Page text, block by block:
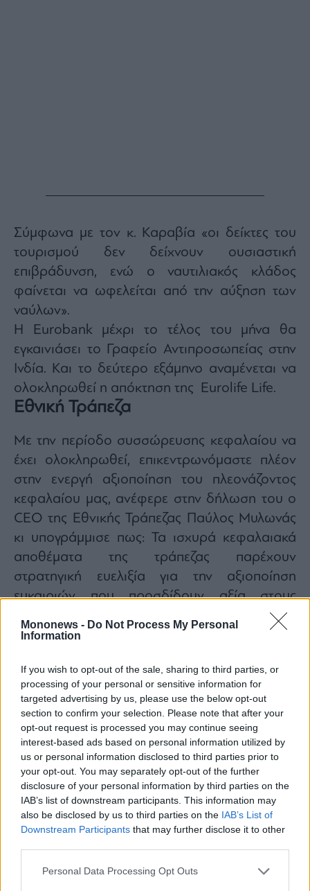
Mononews - Do Not Process My Personal
Information
If you wish to opt-out of the sale, sharing to third parties, or
processing of your personal or sensitive information for
targeted advertising by us, please use the below opt-out
section to confirm your selection. Please note that after your
opt-out request is processed you may continue seeing
interest-based ads based on personal information utilized by
us or personal information disclosed to third parties prior to
your opt-out. You may separately opt-out of the further
disclosure of your personal information by third parties on the
IAB’s list of downstream participants. This information may
also be disclosed by us to third parties on the IAB’s List of
Downstream Participants that may further disclose it to other
Personal Data Processing Opt Outs
Σύμφωνα με τον κ. Καραβία «οι δείκτες του
τουρισμού δεν δείχνουν ουσιαστική
επιβράδυνση, ενώ ο ναυτιλιακός κλάδος
φαίνεται να ωφελείται από την αύξηση των
ναύλων».
Η Eurobank μέχρι το τέλος του μήνα θα
εγκαινιάσει το Γραφείο Αντιπροσωπείας στην
Ινδία. Και το δεύτερο εξάμηνο αναμένεται να
ολοκληρωθεί η απόκτηση της Eurolife Life.
Εθνική Τράπεζα
Με την περίοδο συσσώρευσης κεφαλαίου να
έχει ολοκληρωθεί, επικεντρωνόμαστε πλέον
στην ενεργή αξιοποίηση του πλεονάζοντος
κεφαλαίου μας, ανέφερε στην δήλωση του ο
CEO της Εθνικής Τράπεζας Παύλος Μυλωνάς
κι υπογράμμισε πως: Τα ισχυρά κεφαλαιακά
αποθέματα της τράπεζας παρέχουν
στρατηγική ευελιξία για την αξιοποίηση
ευκαιριών που προσδίδουν αξία στους
μετόχους, και η ισχυρή δημιουργία
κεφαλαίου αποτελεί εφαλτήριο για οργανική
μετόχους μας την περίοδο 2026-28
Η τράπεζα προβλέπει ότι η καθαρή πιστωτική
επέκταση θα ξεπεράσει τα 3 δισ. ευρώ το
2026, με μεγάλο πρωταγωνιστή τα
επιχειρηματικά δάνεια, ενώ ανοδικα κινούνται
και τα στεγαστικά δάνεια, όπως και τα δάνεια
λιανικής.